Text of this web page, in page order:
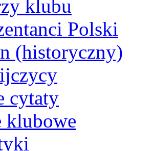
klubu
Polski
(historyczny)
cytaty
klubowe